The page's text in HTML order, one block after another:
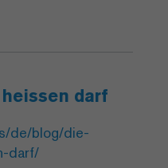
darf
de/blog/die-
darf/